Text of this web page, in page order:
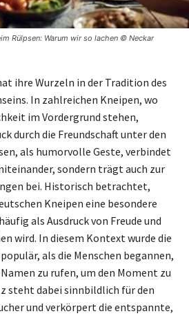
Rülpsen: Warum wir so lachen © Neckar
ihre Wurzeln in der Tradition des
In zahlreichen Kneipen, wo
im Vordergrund stehen,
durch die Freundschaft unter den
als humorvolle Geste, verbindet
sondern trägt auch zur
bei. Historisch betrachtet,
Kneipen eine besondere
als Ausdruck von Freude und
wird. In diesem Kontext wurde die
populär, als die Menschen begannen,
zu rufen, um den Moment zu
steht dabei sinnbildlich für den
und verkörpert die entspannte,